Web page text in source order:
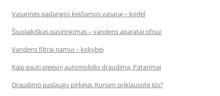
Vasarinės padangos keičiamos vasarai – kodėl
Šiuolaikiškas pasirinkimas – vandens aparatai ofisui
Vandens filtrai namui – kokybei
Kaip gauti pigesnį automobilio draudimą. Patarimai
Draudimo paslaugų pirkėjai. Kuriam priklausote Jūs?